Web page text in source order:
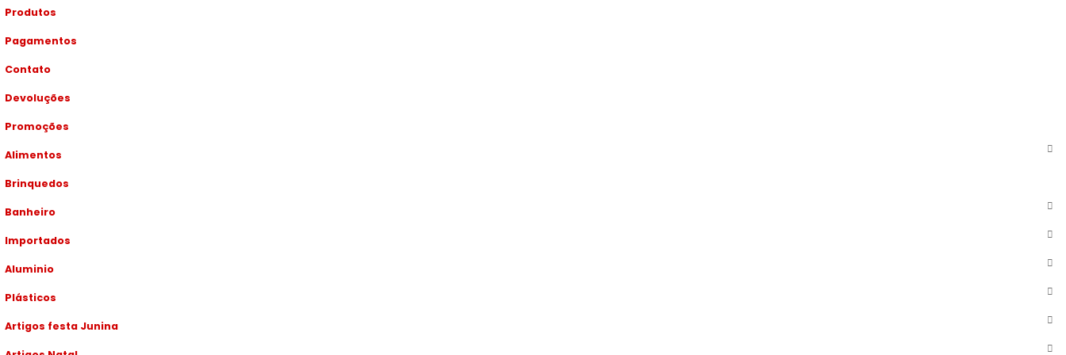
Produtos
Pagamentos
Contato
Devoluções
Promoções
Alimentos
Brinquedos
Banheiro
Importados
Aluminio
Plásticos
Artigos festa Junina